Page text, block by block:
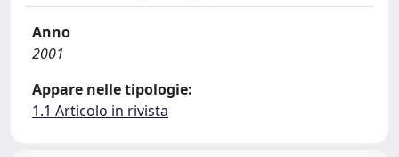
Anno
2001
Appare nelle tipologie:
1.1 Articolo in rivista